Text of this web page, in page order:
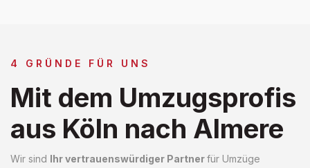
4 GRÜNDE FÜR UNS
Mit dem Umzugsprofis
aus Köln nach Almere
Wir sind Ihr vertrauenswürdiger Partnerfür Umzüge